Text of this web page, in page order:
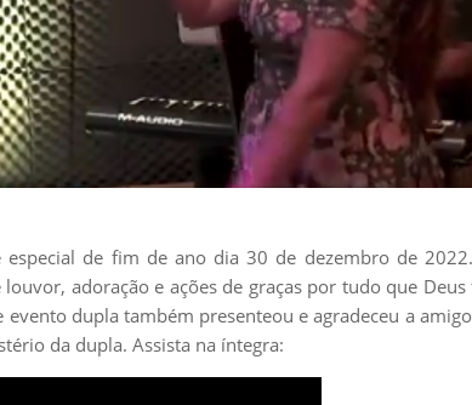
de fim de ano dia 30 de dezembro de
adoração e ações de graças por tudo que Deus
dupla também presenteou e agradeceu a
da dupla. Assista na íntegra: